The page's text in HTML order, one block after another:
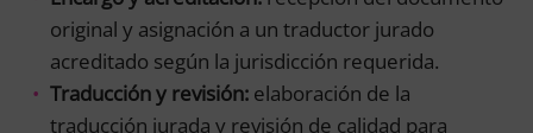
original y asignación a un traductor jurado
acreditado según la jurisdicción requerida.
Traducción y revisión: elaboración de la
traducción jurada y revisión de calidad para